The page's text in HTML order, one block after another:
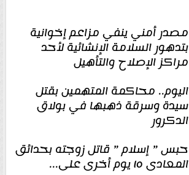
مصدر أمني ينفي مزاعم إخوانية
بتدهور السلامة الإنشائية لأحد
مراكز الإصلاح والتأهيل
اليوم.. محاكمة المتهمين بقتل
سيدة وسرقة ذهبها في بولاق
الدكرور
حبس ” إسلام ” قاتل زوجته بحدائق
المعادى ١٥ يوم أخرى على...